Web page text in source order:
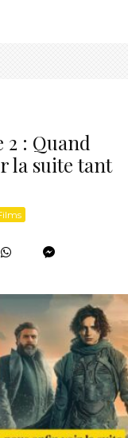
2 : Quand
la suite tant